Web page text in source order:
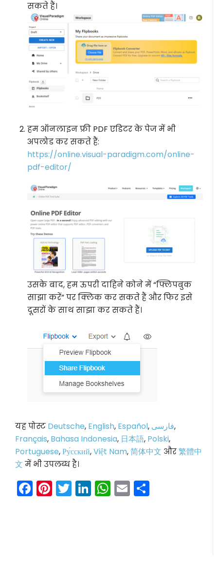
सकते हैं।
हम ऑनलाइन फ्री PDF एडिटर के पेज में भी
अपलोड कर सकते हैं:
https://online.visual-paradigm.com/online-
pdf-editor/
उसके बाद, हम ऊपरी दाहिने कोने में “फ्लिपबुक
साझा करें” पर क्लिक कर सकते हैं और फिर इसे
दूसरों के साथ साझा कर सकते हैं।
यह पोस्ट Deutsche, English, Español, فارسی,
Français, Bahasa Indonesia, 日本語, Polski,
Portuguese,Ру́сский,Việt Nam,简体中文 और繁體中
文 में भी उपलब्ध है।
Facebook
Pinterest
Twitter
LinkedIn
WhatsApp
Email